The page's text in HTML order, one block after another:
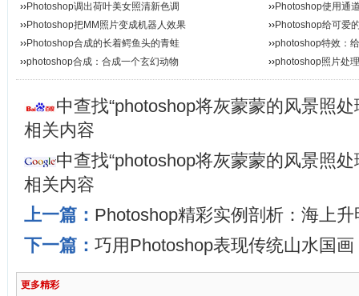
››Photoshop调出荷叶美女照清新色调 ››Photoshop使用通
››Photoshop把MM照片变成机器人效果 ››Photoshop给可爱
››Photoshop合成的长着鳄鱼头的青蛙 ››photoshop特效：
››photoshop合成：合成一个玄幻动物 ››photoshop照片处
中查找“photoshop将灰蒙蒙的风景照
相关内容
中查找“photoshop将灰蒙蒙的风景照
相关内容
上一篇： Photoshop精彩实例剖析：海上升
下一篇： 巧用Photoshop表现传统山水国画
更多精彩